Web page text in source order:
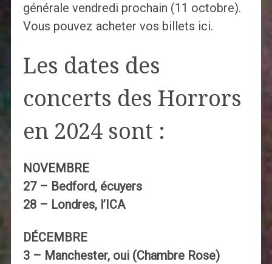
générale vendredi prochain (11 octobre).
Vous pouvez acheter vos billets ici.
Les dates des
concerts des Horrors
en 2024 sont :
NOVEMBRE
27 – Bedford, écuyers
28 – Londres, l’ICA
DÉCEMBRE
3 – Manchester, oui (Chambre Rose)